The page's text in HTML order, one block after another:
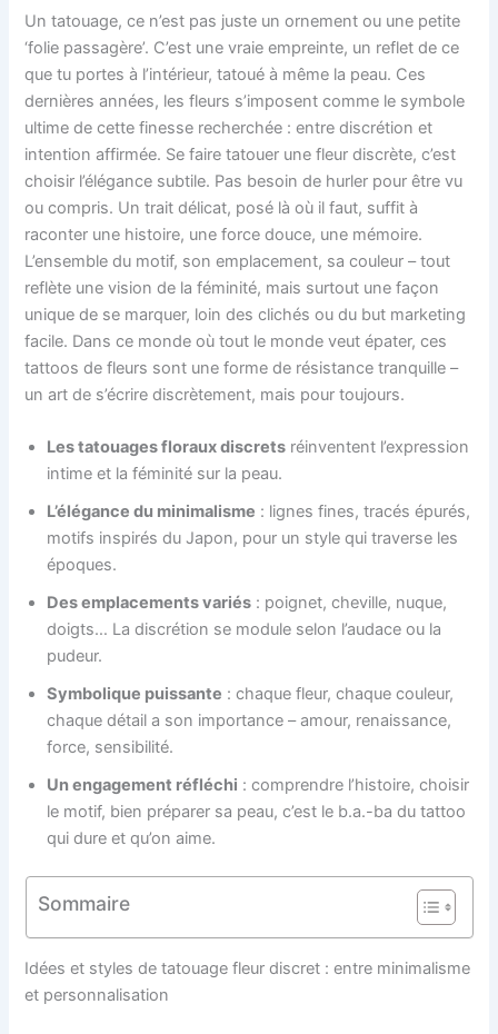
Un tatouage, ce n’est pas juste un ornement ou une petite
‘folie passagère’. C’est une vraie empreinte, un reflet de ce
que tu portes à l’intérieur, tatoué à même la peau. Ces
dernières années, les fleurs s’imposent comme le symbole
ultime de cette finesse recherchée : entre discrétion et
intention affirmée. Se faire tatouer une fleur discrète, c’est
choisir l’élégance subtile. Pas besoin de hurler pour être vu
ou compris. Un trait délicat, posé là où il faut, suffit à
raconter une histoire, une force douce, une mémoire.
L’ensemble du motif, son emplacement, sa couleur – tout
reflète une vision de la féminité, mais surtout une façon
unique de se marquer, loin des clichés ou du but marketing
facile. Dans ce monde où tout le monde veut épater, ces
tattoos de fleurs sont une forme de résistance tranquille –
un art de s’écrire discrètement, mais pour toujours.
Les tatouages floraux discrets réinventent l’expression
intime et la féminité sur la peau.
L’élégance du minimalisme : lignes fines, tracés épurés,
motifs inspirés du Japon, pour un style qui traverse les
époques.
Des emplacements variés : poignet, cheville, nuque,
doigts… La discrétion se module selon l’audace ou la
pudeur.
Symbolique puissante : chaque fleur, chaque couleur,
chaque détail a son importance – amour, renaissance,
force, sensibilité.
Un engagement réfléchi : comprendre l’histoire, choisir
le motif, bien préparer sa peau, c’est le b.a.-ba du tattoo
qui dure et qu’on aime.
Sommaire
Idées et styles de tatouage fleur discret : entre minimalisme
et personnalisation